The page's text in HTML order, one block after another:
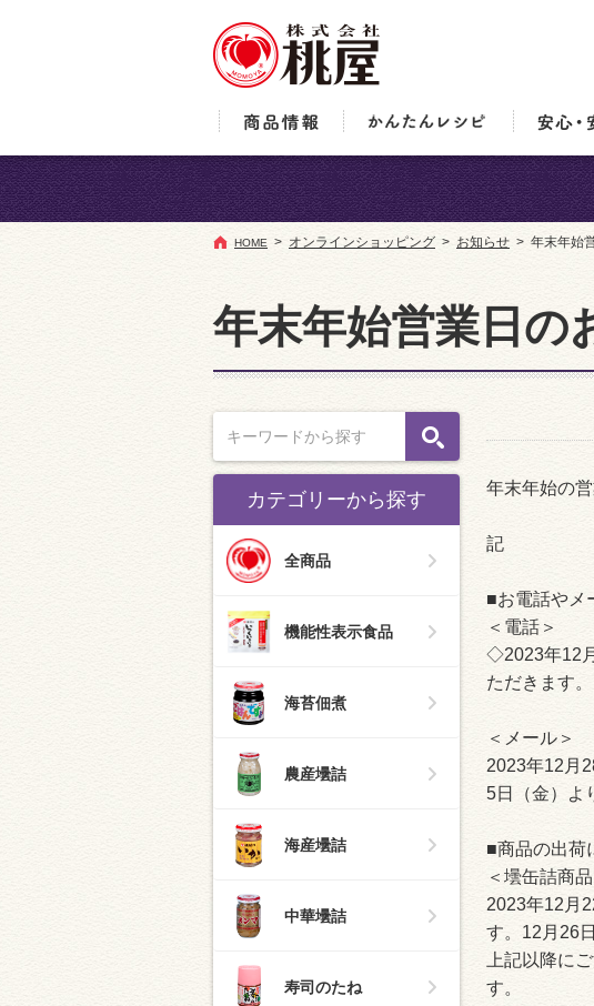
HOME オンラインショッピング お知らせ 年末年始
年末年始営業日の
年末年始の
記
■お電話やメ
＜電話＞
◇2023年12
ただきます。
＜メール＞
2023年12月
5日（金）よ
■商品の出荷
＜壜缶詰商品
2023年12月
す。12月26
上記以降に
す。
カテゴリーから探す
全商品
機能性表示食品
海苔佃煮
農産壜詰
海産壜詰
中華壜詰
寿司のたね